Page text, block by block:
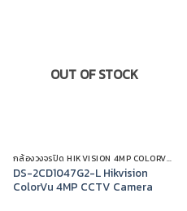
OUT OF STOCK
กล้องวงจรปิด HIKVISION 4MP COLORVU IP CAMERA
DS-2CD1047G2-L Hikvision
ColorVu 4MP CCTV Camera